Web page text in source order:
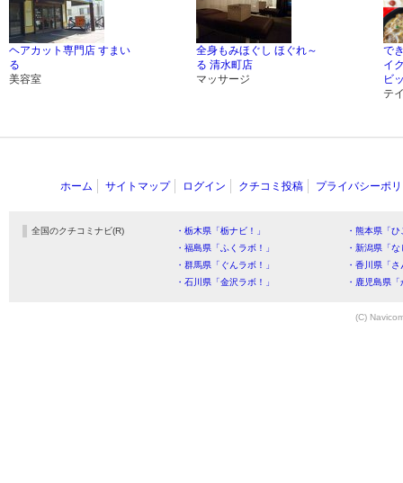
ヘアカット専門店 すまい
る
美容室
全身もみほぐし ほぐれ～
る 清水町店
マッサージ
で
イ
ビ
テ
ホーム サイトマップ ログイン クチコミ投稿 プライバシーポ
全国のクチコミナビ(R) ・栃木県「栃ナビ！」
・熊本県「
・福島県「ふくラボ！」
・新潟県「
・群馬県「ぐんラボ！」
・香川県「
・石川県「金沢ラボ！」
・鹿児島県
(C)